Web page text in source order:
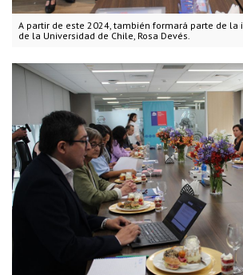
A partir de este 2024, también formará parte de la
de la Universidad de Chile, Rosa Devés.